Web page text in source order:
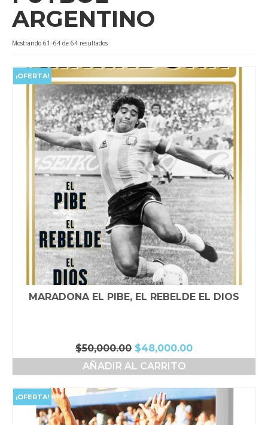
Videos
Tienda
ARGENTINO
Mostrando 61–64 de 64 resultadosOrdenado
popularidad
¡OFERTA!
MARADONA EL PIBE, EL REBELDE EL DIOS
$50,000.00 El
precio
original
$50,000.00.
$48,000.00El
precio
$48,000.00.
AÑADIR AL CARRITO
¡OFERTA!